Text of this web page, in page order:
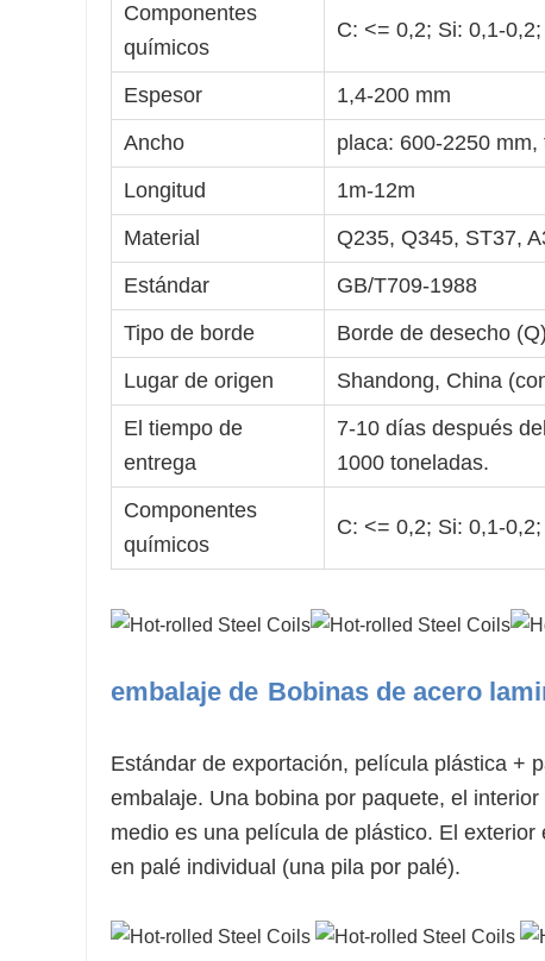
Componentes
químicos
C: <= 0,2; Si: 0,1-
Espesor
1,4-200 mm
Ancho
placa: 600-2250
Longitud
1m-12m
Material
Q235, Q345, ST37,
Estándar
GB/T709-1988
Tipo de borde
Borde de desecho
Lugar de origen
Shandong, China
El tiempo de
entrega
7-10 días después
1000 toneladas.
Componentes
químicos
C: <= 0,2; Si: 0,1-
embalaje de Bobinas de acero
Estándar de exportación, película plástica +
embalaje. Una bobina por paquete, el
medio es una película de plástico. El
en palé individual (una pila por palé).